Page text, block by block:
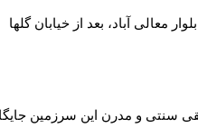
معالی آباد، بعد از خیابان گلها
سنتی و مدرن این سرزمین